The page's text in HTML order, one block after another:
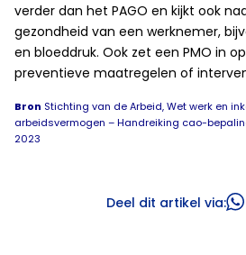
verder dan het PAGO en kijkt ook
gezondheid van een werknemer,
en bloeddruk. Ook zet een PMO in
preventieve maatregelen of
Bron Stichting van de Arbeid, Wet werk en
arbeidsvermogen – Handreiking cao-
2023
Deel dit artikel via: